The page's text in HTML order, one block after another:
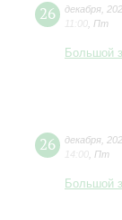
26 декабря
11:00 Пт
Большой
26 декабря
14:00 Пт
Большой